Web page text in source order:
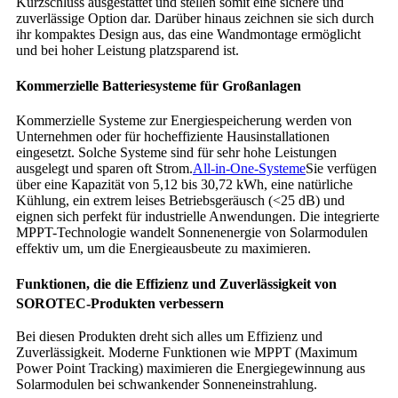
zuverlässige Option dar. Darüber hinaus zeichnen sie sich durch
ihr kompaktes Design aus, das eine Wandmontage ermöglicht
und bei hoher Leistung platzsparend ist.
Kommerzielle Batteriesysteme für Großanlagen
Kommerzielle Systeme zur Energiespeicherung werden von
Unternehmen oder für hocheffiziente Hausinstallationen
eingesetzt. Solche Systeme sind für sehr hohe Leistungen
ausgelegt und sparen oft Strom.All-in-One-SystemeSie verfügen
über eine Kapazität von 5,12 bis 30,72 kWh, eine natürliche
Kühlung, ein extrem leises Betriebsgeräusch (<25 dB) und
eignen sich perfekt für industrielle Anwendungen. Die integrierte
MPPT-Technologie wandelt Sonnenenergie von Solarmodulen
effektiv um, um die Energieausbeute zu maximieren.
Funktionen, die die Effizienz und Zuverlässigkeit von
SOROTEC-Produkten verbessern
Bei diesen Produkten dreht sich alles um Effizienz und
Zuverlässigkeit. Moderne Funktionen wie MPPT (Maximum
Power Point Tracking) maximieren die Energiegewinnung aus
Solarmodulen bei schwankender Sonneneinstrahlung.